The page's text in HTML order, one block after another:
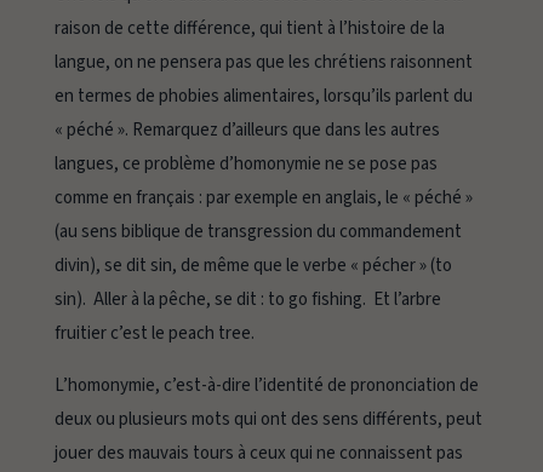
raison de cette différence, qui tient à l’histoire de la
langue, on ne pensera pas que les chrétiens raisonnent
en termes de phobies alimentaires, lorsqu’ils parlent du
« péché ». Remarquez d’ailleurs que dans les autres
langues, ce problème d’homonymie ne se pose pas
comme en français : par exemple en anglais, le « péché »
(au sens biblique de transgression du commandement
divin), se ditsin, de même que le verbe « pécher » (to
sin). Aller à la pêche, se dit : to go fishing. Et l’arbre
fruitier c’est le peach tree.
L’homonymie, c’est-à-dire l’identité de prononciation de
deux ou plusieurs mots qui ont des sens différents, peut
jouer des mauvais tours à ceux qui ne connaissent pas